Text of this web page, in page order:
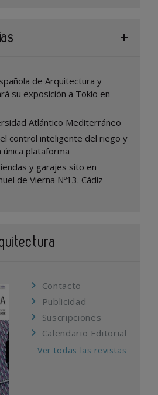
de Arquitectura y
su exposición a Tokio en
Atlántico Mediterráneo
control inteligente del riego y
única plataforma
y garajes sito en
de Vierna Nº13. Cádiz
Contacto
Publicidad
Suscripciones
Calendario Editorial
Ver todas las revistas